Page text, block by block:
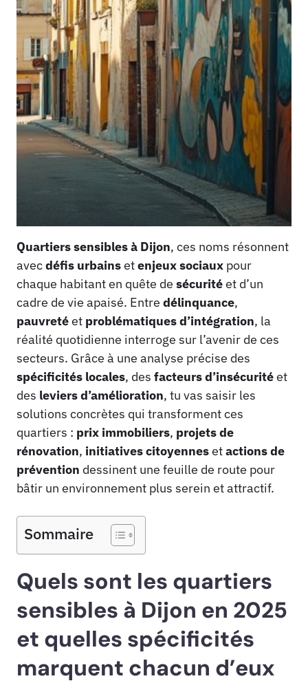
Quartiers sensibles à Dijon, ces noms résonnent
avecdéfis urbainsetenjeux sociaux pour
chaque habitant en quête de sécuritéet d’un
cadre de vie apaisé. Entre délinquance,
pauvretéet problématiques d’intégration, la
réalité quotidienne interroge sur l’avenir de ces
secteurs. Grâce à une analyse précise des
spécificités locales, des facteurs d’insécuritéet
des leviers d’amélioration, tu vas saisir les
solutions concrètes qui transforment ces
quartiers : prix immobiliers, projets de
rénovation, initiatives citoyennesetactions de
prévention dessinent une feuille de route pour
bâtir un environnement plus serein et attractif.
Sommaire
Quels sont les quartiers
sensibles à Dijon en 2025
et quelles spécificités
marquent chacun d’eux